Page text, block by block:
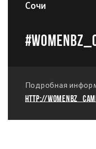
Сочи
Подробная
http://